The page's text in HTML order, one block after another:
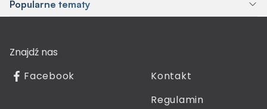
Popularne tematy
Znajdź nas
Facebook
Kontakt
Regulamin